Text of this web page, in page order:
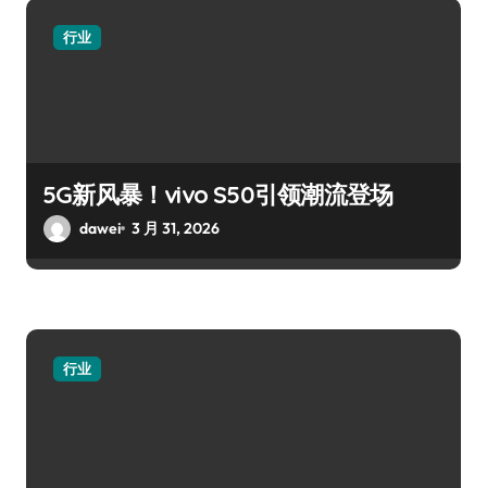
行业
5G新风暴！vivo S50引领潮流登场
dawei 3 月 31, 2026
行业